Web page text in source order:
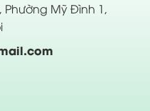
Mỹ Đình 1,